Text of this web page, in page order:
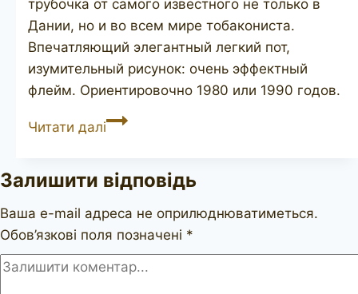
трубочка от самого известного не только в
Дании, но и во всем мире тобакониста.
Впечатляющий элегантный легкий пот,
изумительный рисунок: очень эффектный
флейм. Ориентировочно 1980 или 1990 годов.
Читати даліW.Ø.
flame
Залишити відповідь
Ваша e-mail адреса не оприлюднюватиметься.
Обов’язкові поля позначені *